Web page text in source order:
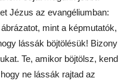
Jézus az evangéliumban:
mint a képmutatók,
lássák böjtölésük! Bizony
Te, amikor böjtölsz, kend
ne lássák rajtad az